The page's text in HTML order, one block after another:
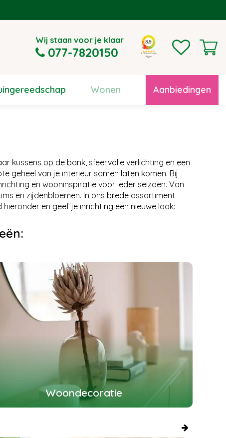
Wij staan voor je klaar
077-7820150
Wonen Aanbiedingen
kussens op de bank, sfeervolle verlichting en een
geheel van je interieur samen laten komen. Bij
en wooninspiratie voor ieder seizoen. Van
en zijdenbloemen. In ons brede assortiment
en geef je inrichting een nieuwe look:
Woondecoratie